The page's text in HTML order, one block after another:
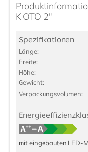
KIOTO 2"
Spezifikationen
Länge:
Breite:
Höhe:
Gewicht:
Verpackungs­volumen:
mit eingebauten LED-